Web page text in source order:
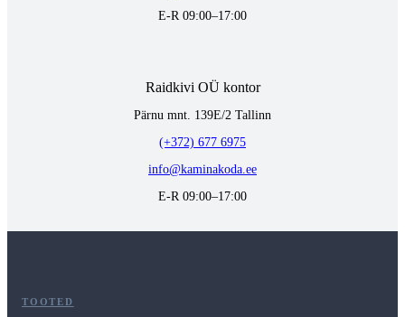
E-R 09:00–17:00
Raidkivi OÜ kontor
Pärnu mnt. 139E/2 Tallinn
(+372) 677 6975
info@kaminakoda.ee
E-R 09:00–17:00
TOOTED